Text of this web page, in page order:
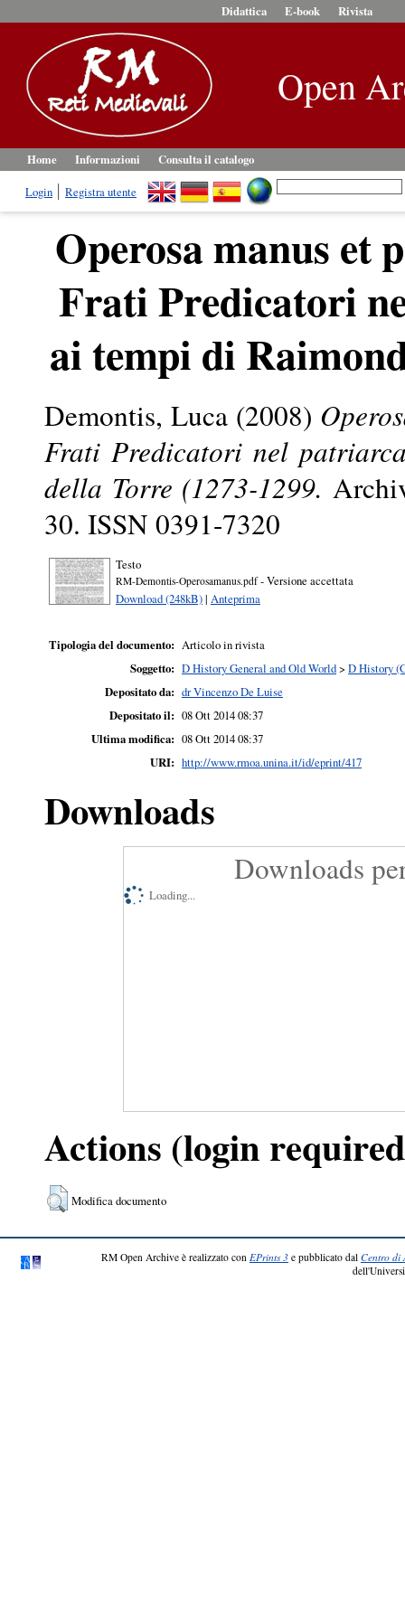
Didattica E-book Rivista
Open
Home Informazioni
Consulta il catalogo
Login
Registra utente
Operosa manus et
Frati Predicatori
ai tempi di
Demontis, Luca (2008)
Frati Predicatori nel
della Torre (1273-1299.
30. ISSN 0391-7320
Testo
RM-Demontis-Operosamanus.pdf- Versione accettata
Download (248kB)| Anteprima
Tipologia del documento: Articolo in rivista
Soggetto: D History General and Old World> D History
Depositato da: dr Vincenzo De Luise
Depositato il: 08 Ott 2014 08:37
Ultima modifica: 08 Ott 2014 08:37
URI: http://www.rmoa.unina.it/id/eprint/417
Downloads
Downloads
Loading...
Actions (login
Modifica documento
RM Open Archive è realizzato con EPrints 3 e pubblicato dal Centro di